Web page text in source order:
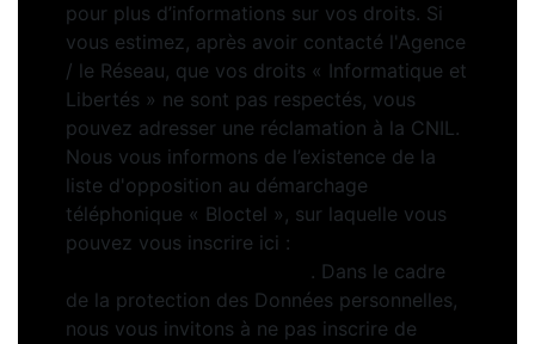
pour plus d’informations sur vos droits. Si
vous estimez, après avoir contacté l'Agence
/ le Réseau, que vos droits « Informatique et
Libertés » ne sont pas respectés, vous
pouvez adresser une réclamation à la CNIL.
Nous vous informons de l’existence de la
liste d'opposition au démarchage
téléphonique « Bloctel », sur laquelle vous
pouvez vous inscrire ici :
. Dans le cadre
de la protection des Données personnelles,
nous vous invitons à ne pas inscrire de